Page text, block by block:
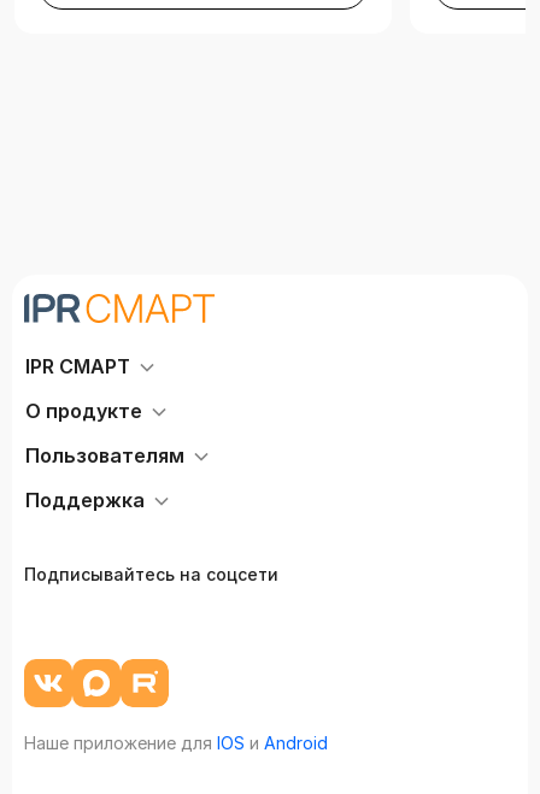
IPR СМАРТ
О продукте
Пользователям
Поддержка
Подписывайтесь на соцсети
Наше приложение для IOS и Android